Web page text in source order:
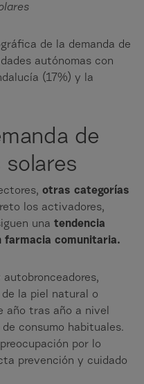
de la demanda de
autónomas con
(17%) y la
de
otras categorías
los activadores,
una tendencia
farmacia comunitaria.
la piel natural o
año tras año a nivel
consumo habituales.
por lo
prevención y cuidado